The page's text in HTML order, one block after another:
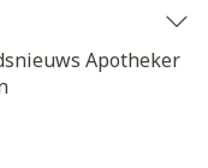
Apotheker